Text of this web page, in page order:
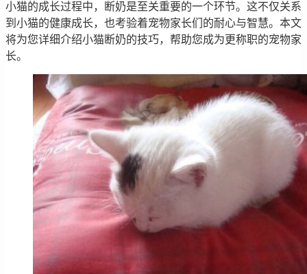
小猫的成长过程中，断奶是至关重要的一个环节。这不仅关系
到小猫的健康成长，也考验着宠物家长们的耐心与智慧。本文
将为您详细介绍小猫断奶的技巧，帮助您成为更称职的宠物家
长。